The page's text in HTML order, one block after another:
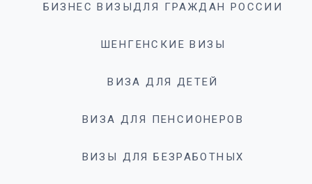
БИЗНЕС ВИЗЫДЛЯ ГРАЖДАН РОССИИ
ШЕНГЕНСКИЕ ВИЗЫ
ВИЗА ДЛЯ ДЕТЕЙ
ВИЗА ДЛЯ ПЕНСИОНЕРОВ
ВИЗЫ ДЛЯ БЕЗРАБОТНЫХ